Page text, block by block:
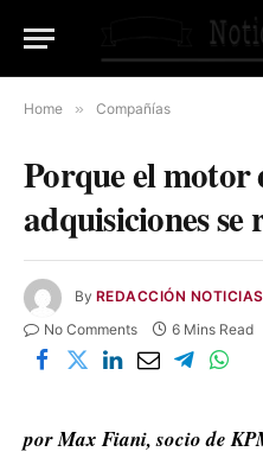
Home » Compañías
Porque el motor
adquisiciones
By REDACCIÓN
No Comments 6 Mins Read
por Max Fiani, socio de